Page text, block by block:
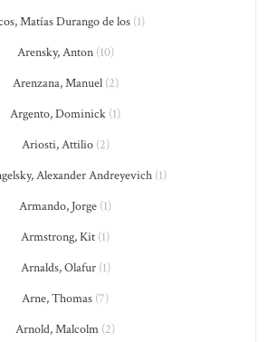
Matías Durango de los (1)
Arensky, Anton(10)
Arenzana, Manuel(2)
Argento, Dominick (1)
Ariosti, Attilio(2)
Alexander Andreyevich(1)
Armando, Jorge (1)
Armstrong, Kit (1)
Arnalds, Olafur(1)
Arne, Thomas (7)
Arnold, Malcolm (2)